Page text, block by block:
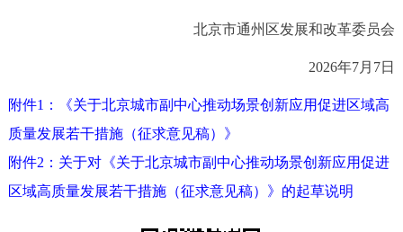
한국어 日本語
ESPAÑOL العربية
ITALIANO
北京市通州区发展和改革委员会
2026年7月7日
附件1：《关于北京城市副中心推动场景创新应用促进区域高
质量发展若干措施（征求意见稿）》
附件2：关于对《关于北京城市副中心推动场景创新应用促进
区域高质量发展若干措施（征求意见稿）》的起草说明